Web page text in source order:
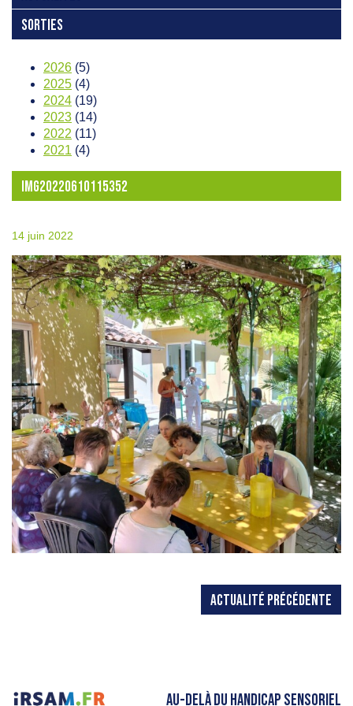
SORTIES
2026 (5)
2025 (4)
2024 (19)
2023 (14)
2022 (11)
2021 (4)
IMG20220610115352
14 juin 2022
ACTUALITÉ PRÉCÉDENTE
AU-DELÀ DU HANDICAP SENSORIEL